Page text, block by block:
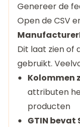
Genereer de
Open de CSV
Dit laat zien of
gebruikt.
Kolommen
attributen
producten
GTIN bevat